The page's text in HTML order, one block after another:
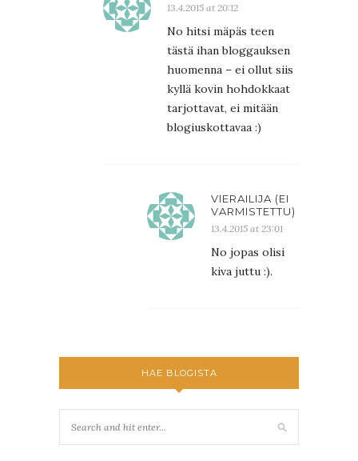
13.4.2015 at 20:12
No hitsi mäpäs teen
tästä ihan bloggauksen
huomenna – ei ollut siis
kyllä kovin hohdokkaat
tarjottavat, ei mitään
blogiuskottavaa :)
VIERAILIJA (EI
VARMISTETTU)
13.4.2015 at 23:01
No jopas olisi
kiva juttu :).
HAE BLOGISTA